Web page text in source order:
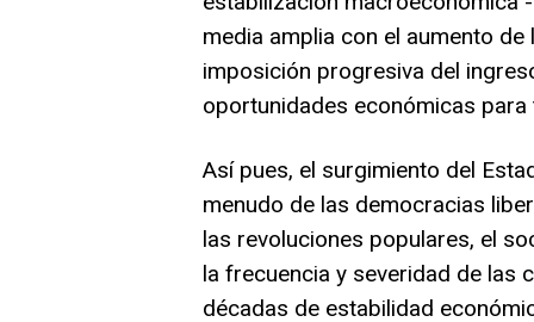
media amplia con el aumento
imposición progresiva del
oportunidades económicas para
Así pues, el surgimiento del
menudo de las democracias
las revoluciones populares, el
la frecuencia y severidad de las
décadas de estabilidad